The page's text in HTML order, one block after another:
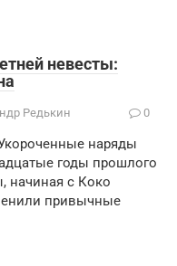
невесты:
Редькин 0
наряды
годы прошлого
начиная с Коко
привычные